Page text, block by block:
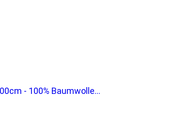
- 100% Baumwolle...